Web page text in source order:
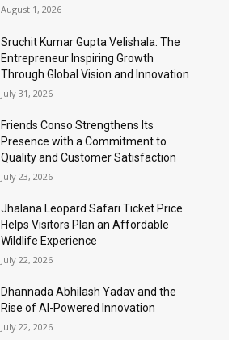
August 1, 2026
Sruchit Kumar Gupta Velishala: The
Entrepreneur Inspiring Growth
Through Global Vision and Innovation
July 31, 2026
Friends Conso Strengthens Its
Presence with a Commitment to
Quality and Customer Satisfaction
July 23, 2026
Jhalana Leopard Safari Ticket Price
Helps Visitors Plan an Affordable
Wildlife Experience
July 22, 2026
Dhannada Abhilash Yadav and the
Rise of AI-Powered Innovation
July 22, 2026